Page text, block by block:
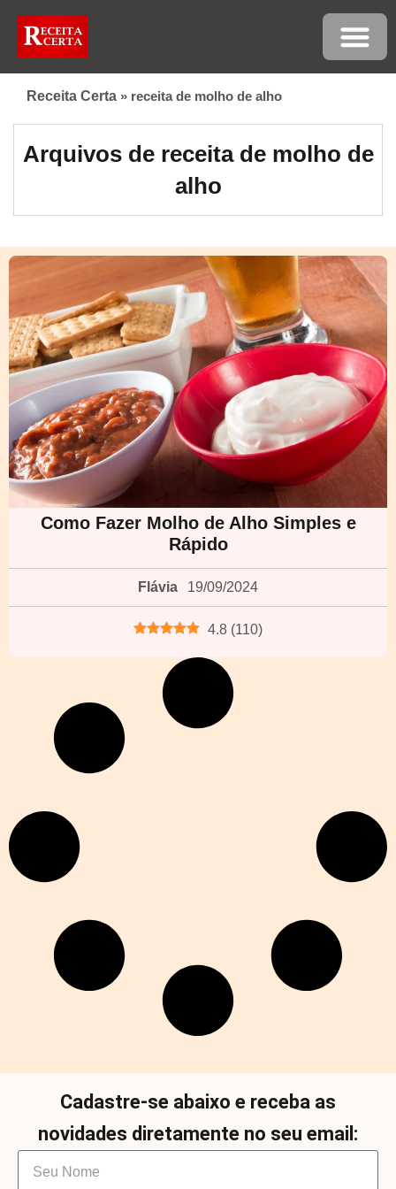
Receita Certa » receita de molho de alho
Arquivos de receita de molho de
alho
Como Fazer Molho de Alho Simples e
Rápido
Flávia 19/09/2024
4.8 (110)
Cadastre-se abaixo e receba as
novidades diretamente no seu email: